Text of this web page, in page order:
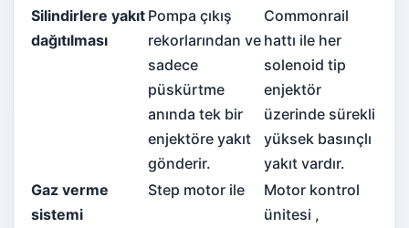
Silindirlere yakıt
dağıtılması
Pompa çıkış
rekorlarından ve
sadece
püskürtme
anında tek bir
enjektöre yakıt
gönderir.
Commonrail
hattı ile her
solenoid tip
enjektör
üzerinde sürekli
yüksek basınçlı
yakıt vardır.
Gaz verme
sistemi
Step motor ile
Motor kontrol
ünitesi ,